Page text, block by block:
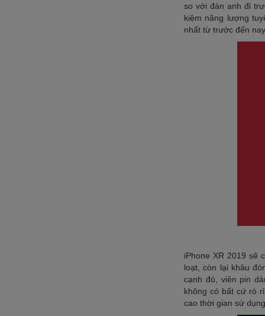
so với đàn anh đi
kiệm năng lượng
nhất từ trước đến
iPhone XR 2019 sẽ
loạt, còn lại khâu
cạnh đó, viên pin
không có bất cứ rò
cao thời gian sử